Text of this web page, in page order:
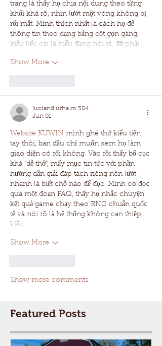
trang là thấy họ chia nội dung theo từng
khối khá rõ, nhìn lướt một vòng không bị
rối mắt. Mình thích nhất là cách họ để
thông tin theo dạng bảng cột gọn gàng,
kiểu liếc cái là hiểu đang nói gì, đỡ phải…
Show More
luciand.urha.m.584
Jun 01
Website KUWIN mình ghé thử kiểu tiện
tay thôi, ban đầu chỉ muốn xem họ làm
giao diện có rối không. Vào rồi thấy bố cục
khá “dễ thở”, mấy mục tin tức với phần
hướng dẫn giải đáp tách riêng nên lướt
nhanh là biết chỗ nào để đọc. Mình có đọc
qua một đoạn FAQ, thấy họ nhắc chuyện
kết quả game chạy theo RNG chuẩn quốc
tế và nói rõ là hệ thống không can thiệp,
kiểu…
Show More
Show more comments
Featured Posts